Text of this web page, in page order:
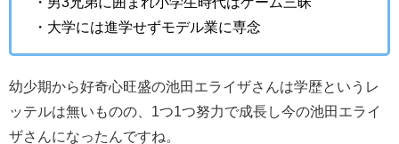
・大学には進学せずモデル業に専念
幼少期から好奇心旺盛の池田エライザさんは学歴というレ
ッテルは無いものの、1つ1つ努力で成長し今の池田エライ
ザさんになったんですね。